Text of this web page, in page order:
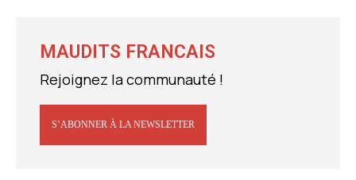
MAUDITS FRANCAIS
Rejoignez la communauté !
S’ABONNER À LA NEWSLETTER